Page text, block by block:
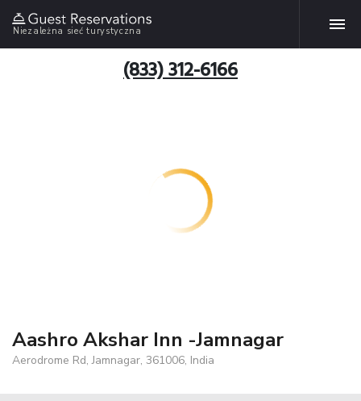
Niezależna sieć turystyczna
(833) 312-6166
Aashro Akshar Inn -Jamnagar
Aerodrome Rd, Jamnagar, 361006, India